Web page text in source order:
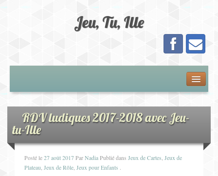
Jeu, Tu, Ille
Adhésion
Calendrier
Les Jeux
RDV ludiques 2017-2018 avec Jeu-
tu-Ille
Posté le27 août 2017ParNadiaPublié dans Jeux de Cartes Jeux de
Plateau Jeux de Rôle Jeux pour Enfants